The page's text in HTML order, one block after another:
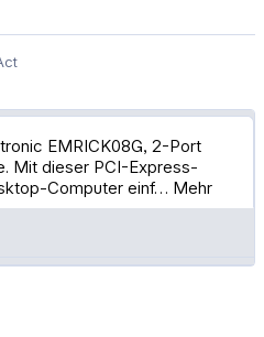
EMRICK08G, 2-Port
Mit dieser PCI-Express-
Computer einf… Mehr